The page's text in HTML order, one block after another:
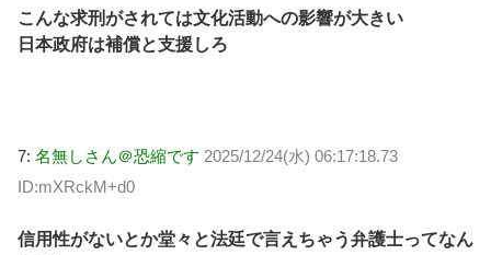
こんな求刑がされては文化活動への影響が大きい
日本政府は補償と支援しろ
7: 名無しさん＠恐縮です 2025/12/24(水) 06:17:18.73
ID:mXRckM+d0
信用性がないとか堂々と法廷で言えちゃう弁護士ってなん